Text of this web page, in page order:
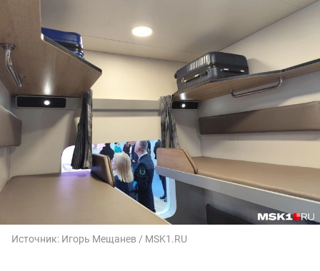
Источник: Игорь Мещанев / MSK1.RU